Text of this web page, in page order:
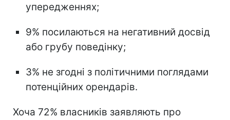
упередженнях;
9% посилаються на негативний досвід
або грубу поведінку;
3% не згодні з політичними поглядами
потенційних орендарів.
Хоча 72% власників заявляють про